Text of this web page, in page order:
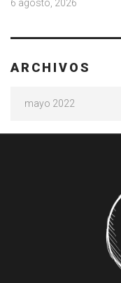
6 agosto, 2026
ARCHIVOS